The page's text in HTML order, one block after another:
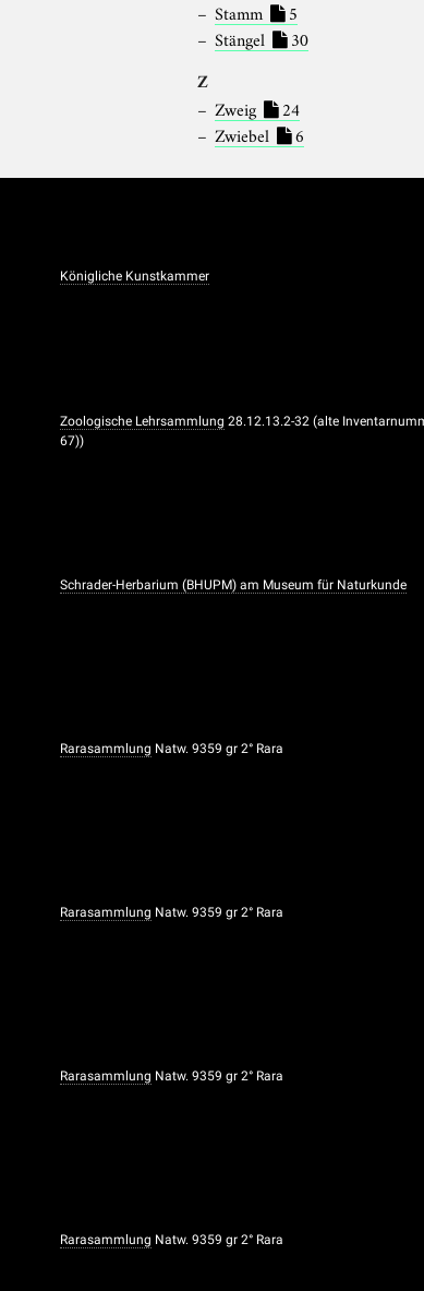
Stamm
5
Stängel
30
Z
Zweig
24
Zwiebel
6
Königliche Kunstkammer
Zoologische Lehrsammlung 28.12.13.2-32 (alte
67))
Schrader-Herbarium (BHUPM) am Museum für Naturkunde
Rarasammlung Natw. 9359 gr 2° Rara
Rarasammlung Natw. 9359 gr 2° Rara
Rarasammlung Natw. 9359 gr 2° Rara
Rarasammlung Natw. 9359 gr 2° Rara